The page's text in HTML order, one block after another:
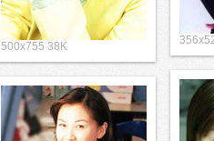
500x755 38K